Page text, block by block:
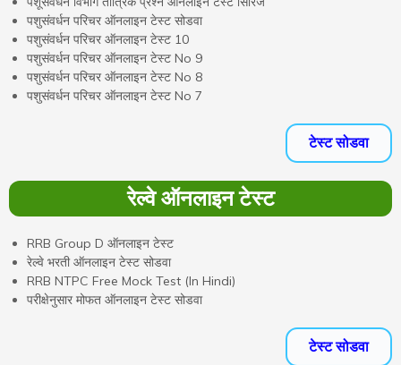
पशुसंवर्धन परिचर ऑनलाइन टेस्ट सोडवा
पशुसंवर्धन परिचर ऑनलाइन टेस्ट 10
पशुसंवर्धन परिचर ऑनलाइन टेस्ट No 9
पशुसंवर्धन परिचर ऑनलाइन टेस्ट No 8
पशुसंवर्धन परिचर ऑनलाइन टेस्ट No 7
टेस्ट सोडवा
रेल्वे ऑनलाइन टेस्ट
RRB Group D ऑनलाइन टेस्ट
रेल्वे भरती ऑनलाइन टेस्ट सोडवा
RRB NTPC Free Mock Test (In Hindi)
परीक्षेनुसार मोफत ऑनलाइन टेस्ट सोडवा
टेस्ट सोडवा